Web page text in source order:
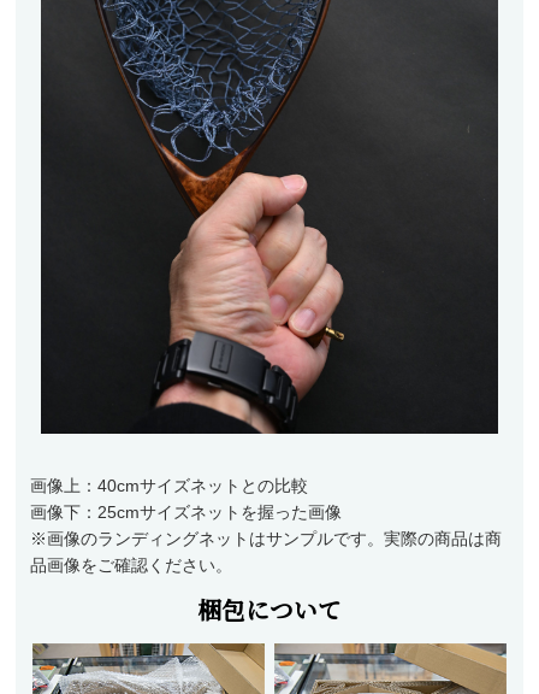
画像上：40cmサイズネットとの比較
画像下：25cmサイズネットを握った画像
※画像のランディングネットはサンプルです。実際の商品は商
品画像をご確認ください。
梱包について